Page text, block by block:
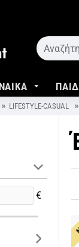
LIFESTYLE-CASUAL
€